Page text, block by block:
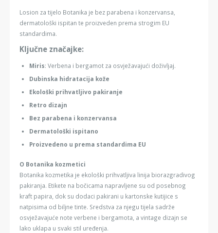
Losion za tijelo Botanika je bez parabena i konzervansa,
dermatološki ispitan te proizveden prema strogim EU
standardima.
Ključne značajke:
Miris: Verbena i bergamot za osvježavajući doživljaj.
Dubinska hidratacija kože
Ekološki prihvatljivo pakiranje
Retro dizajn
Bez parabena i konzervansa
Dermatološki ispitano
Proizvedeno u prema standardima EU
O Botanika kozmetici
Botanika kozmetika je ekološki prihvatljiva linija biorazgradivog
pakiranja. Etikete na bočicama napravljene su od posebnog
kraft papira, dok su dodaci pakirani u kartonske kutijice s
natpisima od biljne tinte. Sredstva za njegu tijela sadrže
osvježavajuće note verbene i bergamota, a vintage dizajn se
lako uklapa u svaki stil uređenja.